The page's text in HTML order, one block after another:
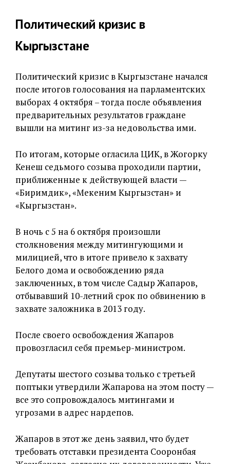
Политический кризис в
Кыргызстане
Политический кризис в Кыргызстане начался
после итогов голосования на парламентских
выборах 4 октября – тогда после объявления
предварительных результатов граждане
вышли на митинг из-за недовольства ими.
По итогам, которые огласила ЦИК, в Жогорку
Кенеш седьмого созыва проходили партии,
приближенные к действующей власти —
«Биримдик», «Мекеним Кыргызстан» и
«Кыргызстан».
В ночь с 5 на 6 октября произошли
столкновения между митингующими и
милицией, что в итоге привело к захвату
Белого дома и освобождению ряда
заключенных, в том числе Садыр Жапаров,
отбывавший 10-летний срок по обвинению в
захвате заложника в 2013 году.
После своего освобождения Жапаров
провозгласил себя премьер-министром.
Депутаты шестого созыва только с третьей
поптыки утвердили Жапарова на этом посту —
все это сопровождалось митингами и
угрозами в адрес нардепов.
Жапаров в этот же день заявил, что будет
требовать отставки президента Сооронбая